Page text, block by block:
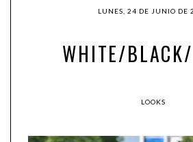
LUNES, 24 DE JUNIO DE
WHITE/
LOOKS